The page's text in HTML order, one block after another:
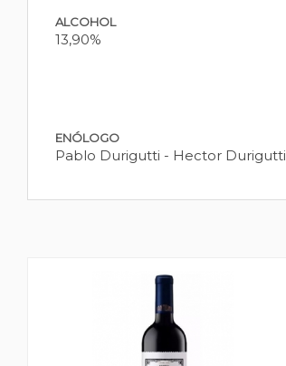
ALCOHOL
13,90%
ENÓLOGO
Pablo Durigutti - Hector Durigutti